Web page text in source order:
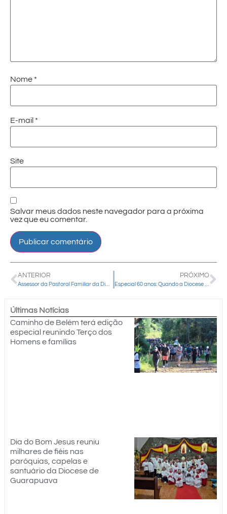
Nome *
E-mail *
Site
Salvar meus dados neste navegador para a próxima
vez que eu comentar.
ANTERIOR
Assessor da Pastoral Familiar da Diocese de Guarapuava participa da 50ª Assembleia Nacional da Pastoral Familiar
PRÓXIMO
Especial 60 anos: Quando a Diocese ficou sem bispo, Padre Cassiano conduziu a caminhada da Igreja de Guarapuava
Últimas Notícias
Caminho de Belém terá edição
especial reunindo Terço dos
Homens e famílias
Dia do Bom Jesus reuniu
milhares de fiéis nas
paróquias, capelas e
santuário da Diocese de
Guarapuava